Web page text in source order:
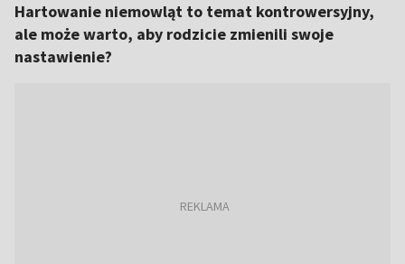
Hartowanie niemowląt to temat kontrowersyjny,
ale może warto, aby rodzicie zmienili swoje
nastawienie?